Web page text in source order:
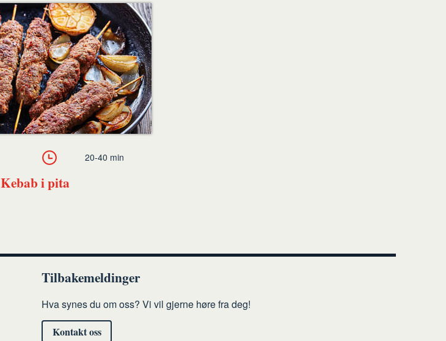
Kebab i pita
20-40 min
Tilbakemeldinger
Hva synes du om oss? Vi vil gjerne høre fra deg!
Kontakt oss